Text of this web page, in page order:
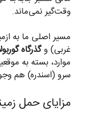
وقت‌گیر نمی‌ماند.
مسیر اصلی ما به
غربی) وگذرگاه
موارد، بسته به
سرو (اسندره) هم
مزایای حمل